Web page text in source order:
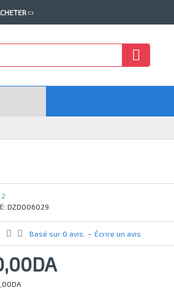
2
DZD006029
Basé sur 0 avis. - Écrire un avis